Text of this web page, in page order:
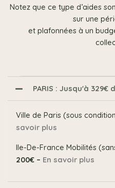
Notez que ce type d’aides
sur une
et plafonnées à un
PARIS : Jusqu'à 329€
Ville de Paris (sous
savoir plus
Ile-De-France Mobilités
200€ – En savoir plus